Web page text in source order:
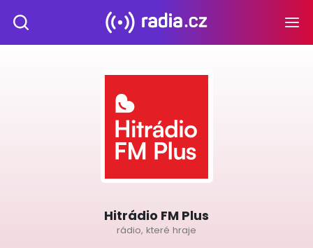
Hitrádio FM Plus
rádio, které hraje